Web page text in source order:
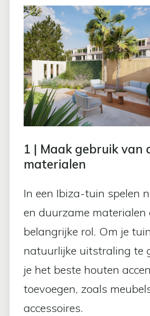
1 | Maak gebruik van
materialen
In een Ibiza-tuin spelen
en duurzame materialen
belangrijke rol. Om je
natuurlijke uitstraling te
je het beste houten
toevoegen, zoals
accessoires.